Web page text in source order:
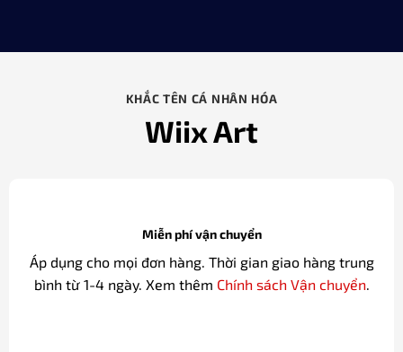
KHẮC TÊN CÁ NHÂN HÓA
Wiix Art
Miễn phí vận chuyển
Áp dụng cho mọi đơn hàng. Thời gian giao hàng trung
bình từ 1-4 ngày. Xem thêm Chính sách Vận chuyển.